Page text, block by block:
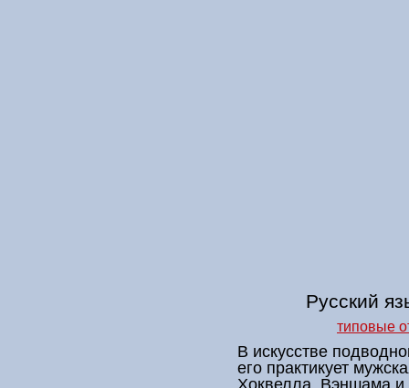
Русский
типовые
В искусстве
его практикует
Хоквелла, Вэншама и